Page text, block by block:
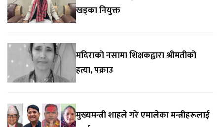
खड्का नियुक्त
मदिराको नसामा शिक्षकद्वारा श्रीमतीको
हत्या, पक्राउ
मुख्यमन्त्री शाहले गरे एमालेका मन्त्रीहरूलाई